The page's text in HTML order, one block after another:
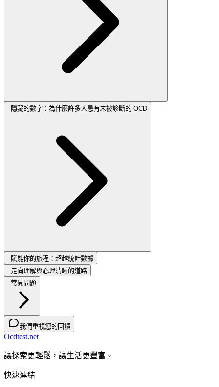
隱藏的數字：為什麼許多人患有未被診斷的 OCD
賦能你的旅程：超越統計數據
走向理解與心理清晰的道路
常見問題
我們重視您的回饋
Ocdtest.net
讓探索更輕鬆，讓生活更豐富。
快速連結